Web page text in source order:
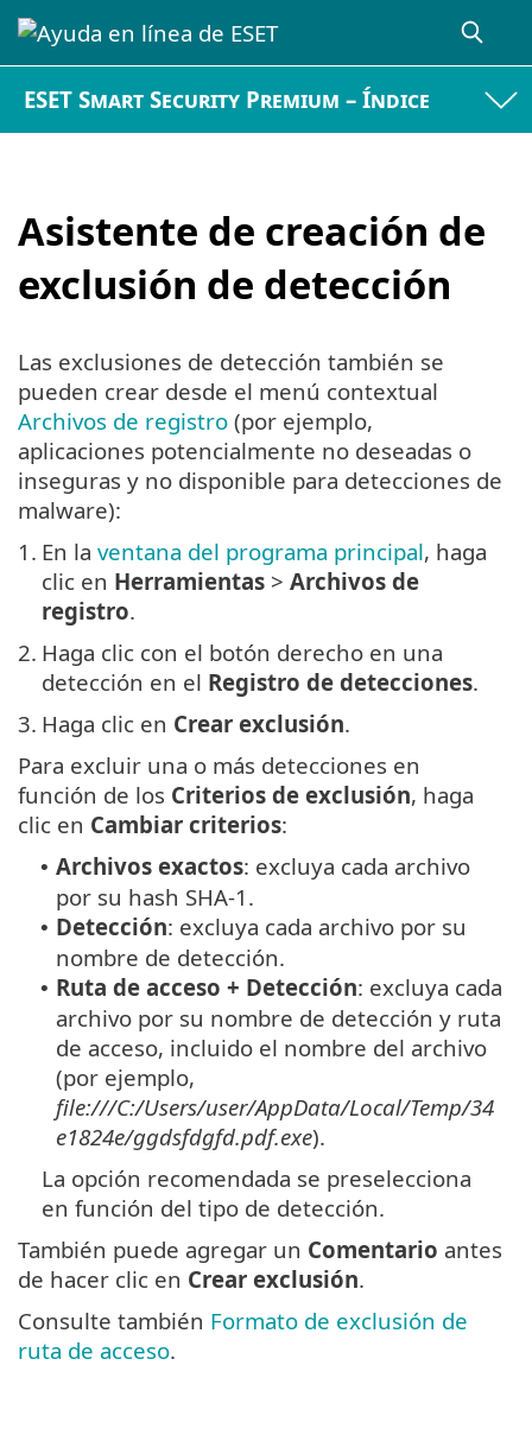
ESET Smart Security Premium – Índice
Asistente de creación de
exclusión de detección
Las exclusiones de detección también se
pueden crear desde el menú contextual
Archivos de registro (por ejemplo,
aplicaciones potencialmente no deseadas o
inseguras y no disponible para detecciones de
malware):
1. En la ventana del programa principal, haga
clic en Herramientas > Archivos de
registro.
2. Haga clic con el botón derecho en una
detección en el Registro de detecciones.
3. Haga clic en Crear exclusión.
Para excluir una o más detecciones en
función de los Criterios de exclusión, haga
clic en Cambiar criterios:
• Archivos exactos: excluya cada archivo
por su hash SHA-1.
• Detección: excluya cada archivo por su
nombre de detección.
• Ruta de acceso + Detección: excluya cada
archivo por su nombre de detección y ruta
de acceso, incluido el nombre del archivo
(por ejemplo,
file:///C:/Users/user/AppData/Local/Temp/34
e1824e/ggdsfdgfd.pdf.exe).
La opción recomendada se preselecciona
en función del tipo de detección.
También puede agregar un Comentario antes
de hacer clic en Crear exclusión.
Consulte también Formato de exclusión de
ruta de acceso.